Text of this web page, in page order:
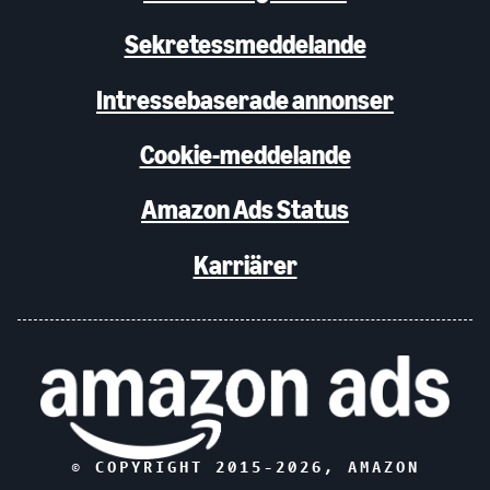
Sekretessmeddelande
Intressebaserade annonser
Cookie-meddelande
Amazon Ads Status
Karriärer
© COPYRIGHT 2015- 2026 , AMAZON